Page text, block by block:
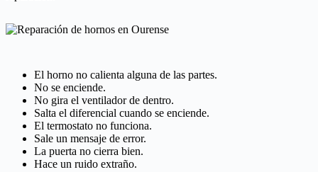
El horno no calienta alguna de las partes.
No se enciende.
No gira el ventilador de dentro.
Salta el diferencial cuando se enciende.
El termostato no funciona.
Sale un mensaje de error.
La puerta no cierra bien.
Hace un ruido extraño.